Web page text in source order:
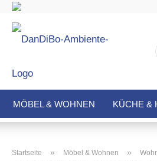
MÖBEL & WOHNEN KÜCHE &
Startseite » Möbel & Wohnen »